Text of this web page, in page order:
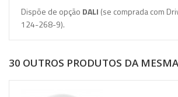
Dispõe de opção DALI (se comprada com
124-268-9).
30 OUTROS PRODUTOS DA